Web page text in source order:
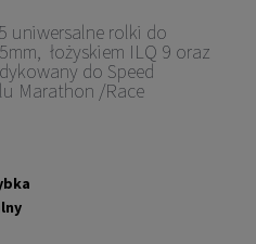
uniwersalne rolki do
łożyskiem ILQ 9 oraz
do Speed
Marathon /Race